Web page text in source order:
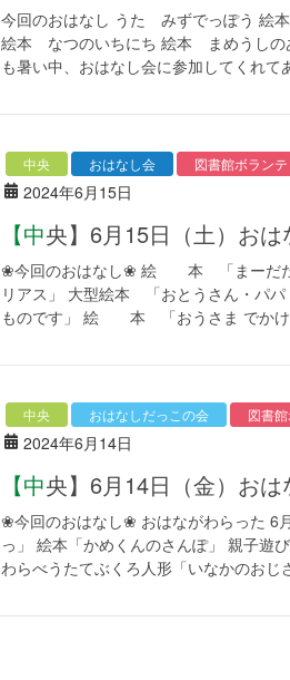
今回のおはなし うた みずでっぽう 絵
絵本 なつのいちにち 絵本 まめうし
も暑い中、おはなし会に参加してくれ
中央 おはなし会 図書館ボラン
2024年6月15日
【中央】6月15日（土）
❀今回のおはなし❀ 絵 本 「まー
リアス」 大型絵本 「おとうさん・
ものです」 絵 本 「おうさま でか
中央 おはなしだっこの会 図書
2024年6月14日
【中央】6月14日（金）
❀今回のおはなし❀ おはながわらった 6
っ」 絵本「かめくんのさんぽ」 親子遊
わらべうたてぶくろ人形「いなかのお